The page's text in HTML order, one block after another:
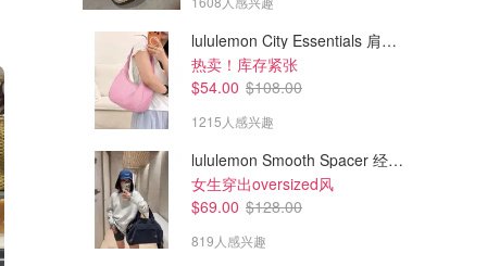
lululemon City Essentials 肩背包 4L
热卖！库存紧张
$54.00 $108.00
1215人感兴趣
lululemon Smooth Spacer 经典卫衣
女生穿出oversized风
$69.00 $128.00
819人感兴趣